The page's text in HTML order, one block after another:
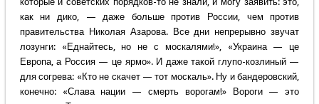
как ни дико, — даже больше против России, чем против
правительства Николая Азарова. Все дни непрерывно звучат
лозунги: «Еднайтесь, но не с москалями!», «Украина — це
Европа, а Россия — це ярмо». И даже такой глупо-козлиный —
для согрева: «Кто не скачет — тот москаль». Ну и бандеровский,
конечно: «Слава нации — смерть ворогам!» Вороги — это